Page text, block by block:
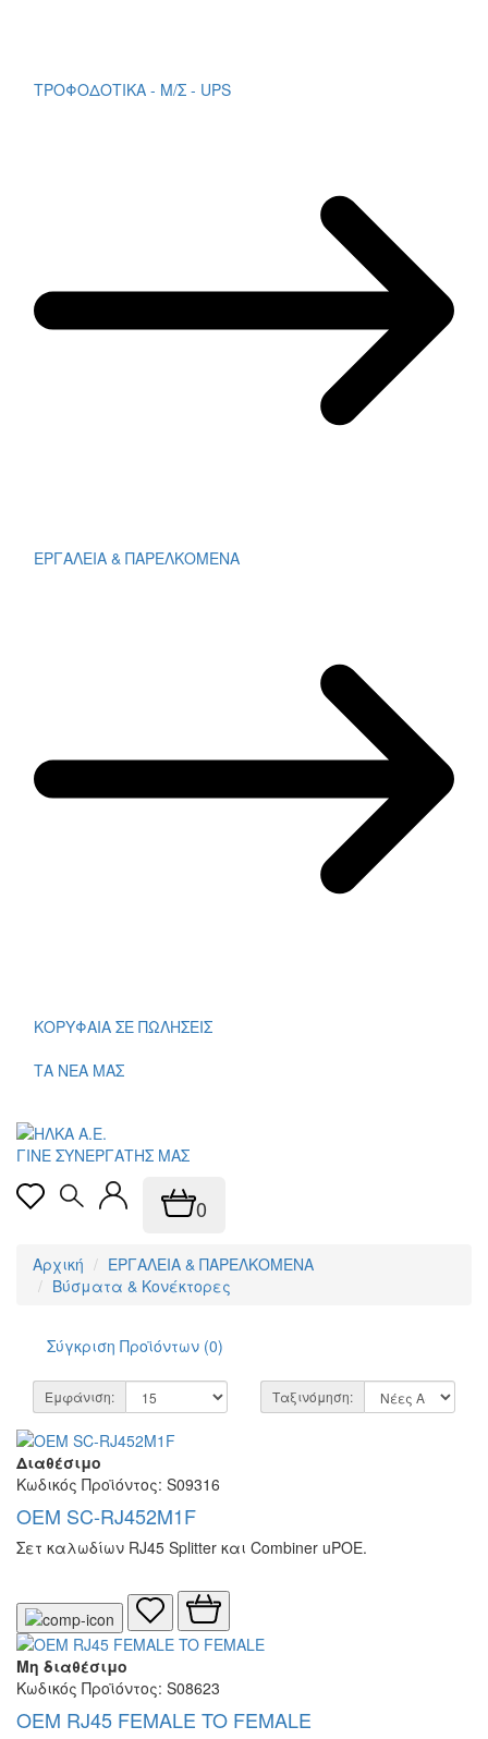
ΤΡΟΦΟΔΟΤΙΚΑ - Μ/Σ - UPS
ΕΡΓΑΛΕΙΑ & ΠΑΡΕΛΚΟΜΕΝΑ
ΚΟΡΥΦΑΙΑ ΣΕ ΠΩΛΗΣΕΙΣ
ΤΑ ΝΕΑ ΜΑΣ
ΓΙΝΕ ΣΥΝΕΡΓΑΤΗΣ ΜΑΣ
0
Αρχική
ΕΡΓΑΛΕΙΑ & ΠΑΡΕΛΚΟΜΕΝΑ
Βύσματα & Κονέκτορες
Σύγκριση Προϊόντων (0)
Ταξινόμηση:
Εμφάνιση:
Διαθέσιμο
Κωδικός Προϊόντος: S09316
OEM SC-RJ452M1F
Σετ καλωδίων RJ45 Splitter και Combiner uPOE.
Μη διαθέσιμο
Κωδικός Προϊόντος: S08623
OEM RJ45 FEMALE TO FEMALE